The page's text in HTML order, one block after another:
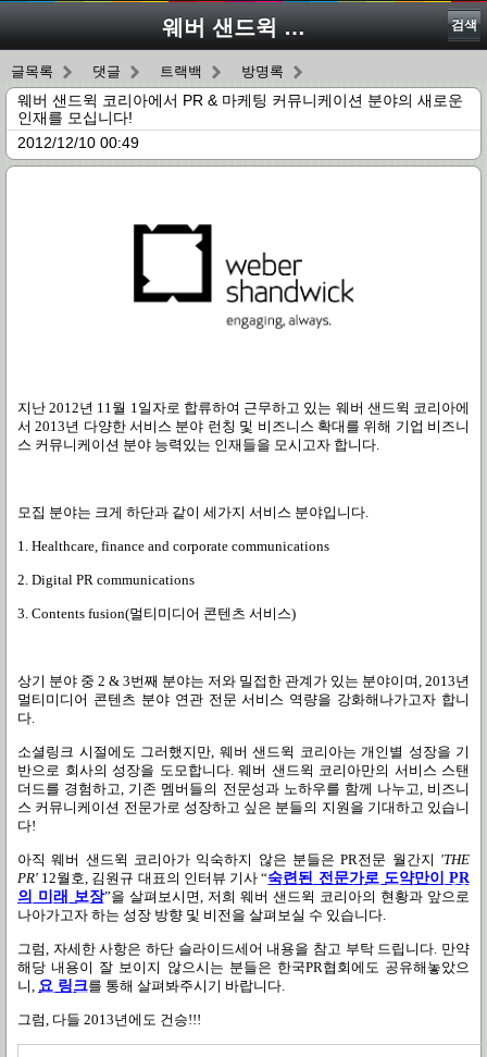
웨버 샌드윅 코리아에서 PR & 마케팅 커뮤니케이션 분야의 새로운 인재를 모십니다! 검색
글목록 댓글 트랙백 방명록
웨버 샌드윅 코리아에서 PR & 마케팅 커뮤니케이션 분야의 새로운
인재를 모십니다!
2012/12/10 00:49
지난 2012년 11월 1일자로 합류하여 근무하고 있는 웨버 샌드윅 코리아에
서 2013년 다양한 서비스 분야 런칭 및 비즈니스 확대를 위해 기업 비즈니
스 커뮤니케이션 분야 능력있는 인재들을 모시고자 합니다.
모집 분야는 크게 하단과 같이 세가지 서비스 분야입니다.
1. Healthcare, finance and corporate communications
2. Digital PR communications
3. Contents fusion(멀티미디어 콘텐츠 서비스)
상기 분야 중 2 & 3번째 분야는 저와 밀접한 관계가 있는 분야이며, 2013년
멀티미디어 콘텐츠 분야 연관 전문 서비스 역량을 강화해나가고자 합니
다.
소셜링크 시절에도 그러했지만, 웨버 샌드윅 코리아는 개인별 성장을 기
반으로 회사의 성장을 도모합니다. 웨버 샌드윅 코리아만의 서비스 스탠
더드를 경험하고, 기존 멤버들의 전문성과 노하우를 함께 나누고, 비즈니
스 커뮤니케이션 전문가로 성장하고 싶은 분들의 지원을 기대하고 있습니
다!
아직 웨버 샌드윅 코리아가 익숙하지 않은 분들은 PR전문 월간지 'THE
PR' 12월호, 김원규 대표의 인터뷰 기사 “숙련된 전문가로 도약만이 PR
의 미래 보장”을 살펴보시면, 저희 웨버 샌드윅 코리아의 현황과 앞으로
나아가고자 하는 성장 방향 및 비전을 살펴보실 수 있습니다.
그럼, 자세한 사항은 하단 슬라이드세어 내용을 참고 부탁 드립니다. 만약
해당 내용이 잘 보이지 않으시는 분들은 한국PR협회에도 공유해놓았으
니, 요 링크를 통해 살펴봐주시기 바랍니다.
그럼, 다들 2013년에도 건승!!!